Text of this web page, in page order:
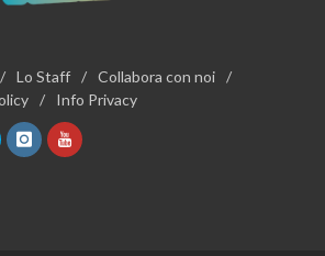
/ Lo Staff / Collabora con noi /
/ Info Privacy